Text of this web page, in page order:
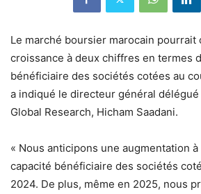
Le marché boursier marocain pourrait
croissance à deux chiffres en termes
bénéficiaire des sociétés cotées au
a indiqué le directeur général délégué
Global Research, Hicham Saadani.
« Nous anticipons une augmentation
capacité bénéficiaire des sociétés
2024. De plus, même en 2025, nous